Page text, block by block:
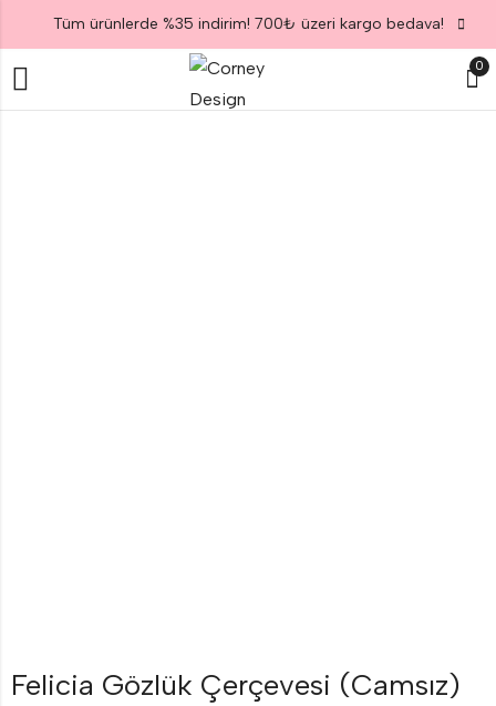
Tüm ürünlerde %35 indirim! 700₺ üzeri kargo bedava!
0
Felicia Gözlük Çerçevesi (Camsız)